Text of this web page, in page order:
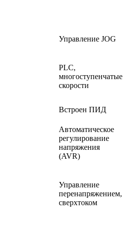
Управление JOG
PLC,
многоступенчатые
скорости
Встроен ПИД
Автоматическое
регулирование
напряжения
(AVR)
Управление
перенапряжением,
сверхтоком